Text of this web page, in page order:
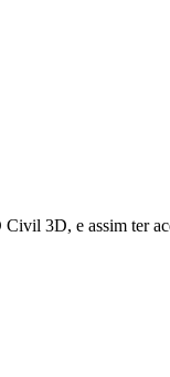
3D, e assim ter